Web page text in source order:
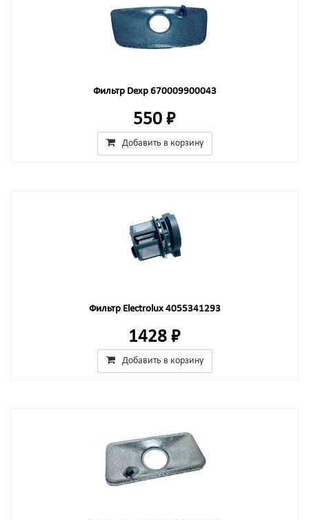
Фильтр Dexp 670009900043
550 ₽
Добавить в корзину
Фильтр Electrolux 4055341293
1428 ₽
Добавить в корзину